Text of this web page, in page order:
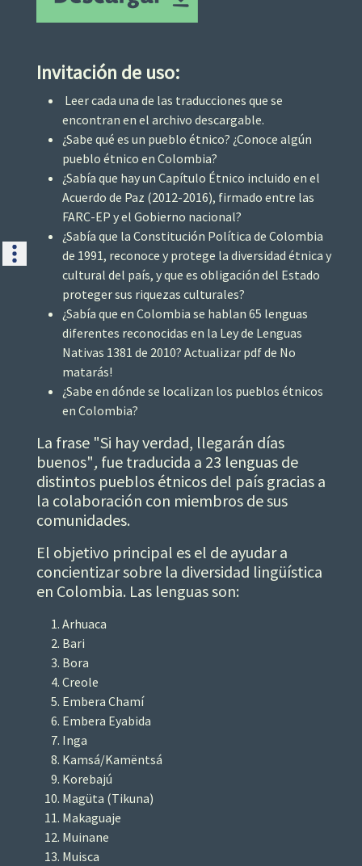
Invitación de uso:
Leer cada una de las traducciones que se
encontran en el archivo descargable.
¿Sabe qué es un pueblo étnico? ¿Conoce algún
pueblo étnico en Colombia?
¿Sabía que hay un Capítulo Étnico incluido en el
Acuerdo de Paz (2012-2016), firmado entre las
FARC-EP y el Gobierno nacional?
¿Sabía que la Constitución Política de Colombia
de 1991, reconoce y protege la diversidad étnica y
cultural del país, y que es obligación del Estado
proteger sus riquezas culturales?
¿Sabía que en Colombia se hablan 65 lenguas
diferentes reconocidas en la Ley de Lenguas
Nativas 1381 de 2010? Actualizar pdf de No
matarás!
¿Sabe en dónde se localizan los pueblos étnicos
en Colombia?
La frase "Si hay verdad, llegarán días
buenos", fue traducida a 23 lenguas de
distintos pueblos étnicos del país gracias a
la colaboración con miembros de sus
comunidades.
El objetivo principal es el de ayudar a
concientizar sobre la diversidad lingüística
en Colombia. Las lenguas son:
Arhuaca
Bari
Bora
Creole
Embera Chamí
Embera Eyabida
Inga
Kamsá/Kamëntsá
Korebajú
Magüta (Tikuna)
Makaguaje
Muinane
Muisca